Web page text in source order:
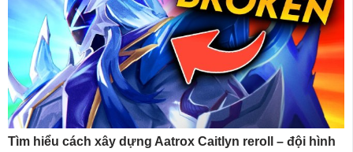
Tìm hiểu cách xây dựng Aatrox Caitlyn reroll – đội hình